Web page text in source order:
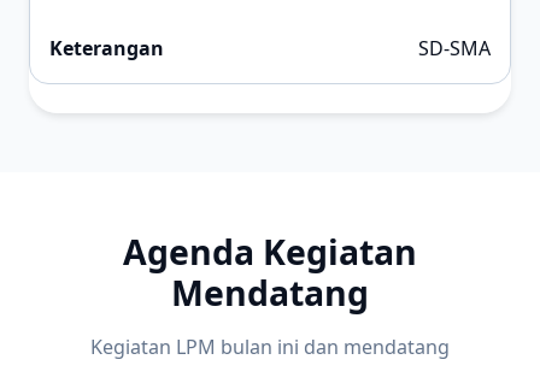
SD-SMA
Agenda Kegiatan
Mendatang
Kegiatan LPM bulan ini dan mendatang